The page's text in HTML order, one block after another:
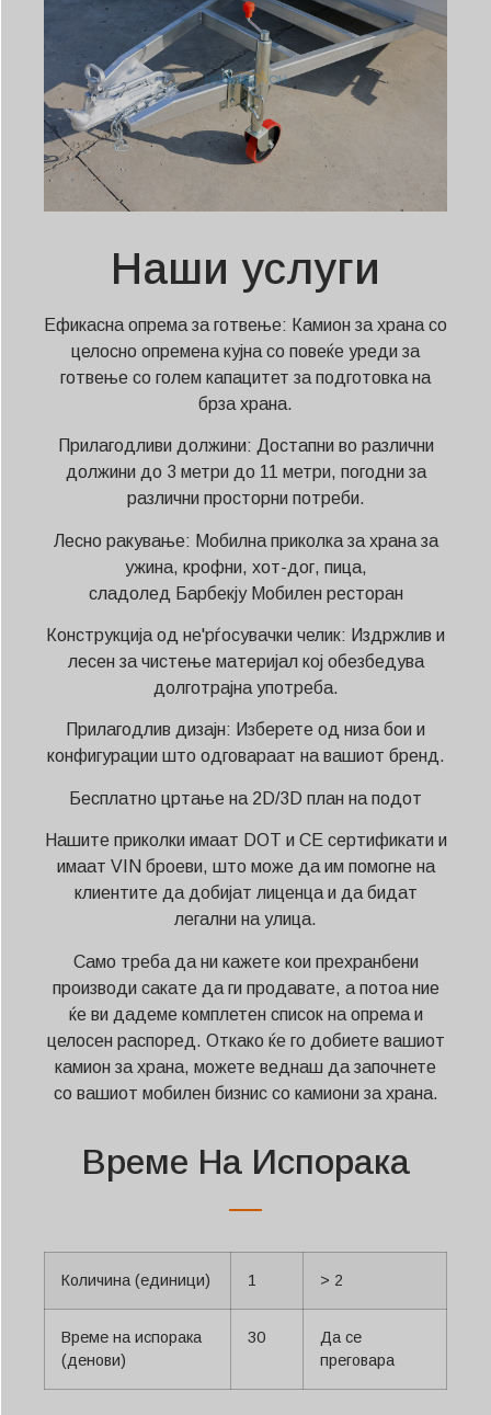
Наши услуги
Ефикасна опрема за готвење: Камион за храна со
целосно опремена кујна со повеќе уреди за
готвење со голем капацитет за подготовка на
брза храна.
Прилагодливи должини: Достапни во различни
должини до 3 метри до 11 метри, погодни за
различни просторни потреби.
Лесно ракување: Мобилна приколка за храна за
ужина, крофни, хот-дог, пица,
сладолед БарбекјуМобилен ресторан
Конструкција од не'рѓосувачки челик: Издржлив и
лесен за чистење материјал кој обезбедува
долготрајна употреба.
Прилагодлив дизајн: Изберете од низа бои и
конфигурации што одговараат на вашиот бренд.
Бесплатно цртање на 2D/3D план на подот
Нашите приколки имаат DOT и CE сертификати и
имаат VIN броеви, што може да им помогне на
клиентите да добијат лиценца и да бидат
легални на улица.
Само треба да ни кажете кои прехранбени
производи сакате да ги продавате, а потоа ние
ќе ви дадеме комплетен список на опрема и
целосен распоред. Откако ќе го добиете вашиот
камион за храна, можете веднаш да започнете
со вашиот мобилен бизнис со камиони за храна.
Време На Испорака
Количина (единици) 1 > 2
Време на испорака
(денови)
30
Да се
преговара